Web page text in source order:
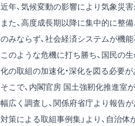
近年、気候変動の影響により気象災
また、高度成長期以降に集中的に整
のみならず、社会経済システムが機
このような危機に打ち勝ち、国民の生
化の取組の加速化・深化を図る必要が
そこで、内閣官房 国土強靭化推進室
幅広く調査し、関係府省庁より報告
対策による取組事例集」より、自治